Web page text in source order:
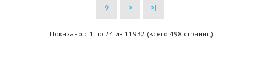
9 > >|
Показано с 1 по 24 из 11932 (всего 498 страниц)